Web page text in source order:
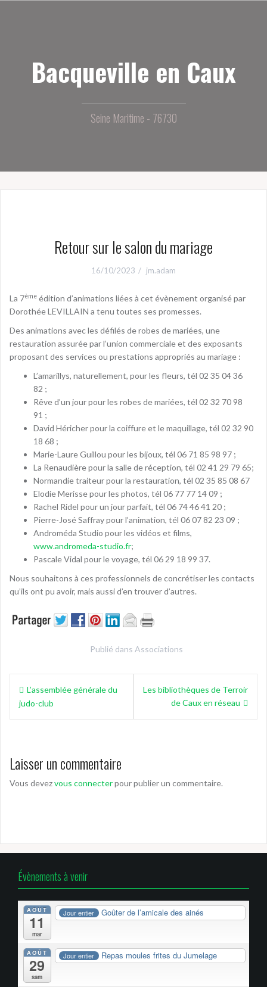
Bacqueville en Caux
Seine Maritime - 76730
Retour sur le salon du mariage
16/10/2023 jm.adam
La 7ème édition d’animations liées à cet évènement organisé par
Dorothée LEVILLAIN a tenu toutes ses promesses.
Des animations avec les défilés de robes de mariées, une
restauration assurée par l’union commerciale et des exposants
proposant des services ou prestations appropriés au mariage :
L’amarillys, naturellement, pour les fleurs, tél 02 35 04 36
82 ;
Rêve d’un jour pour les robes de mariées, tél 02 32 70 98
91 ;
David Héricher pour la coiffure et le maquillage, tél 02 32 90
18 68 ;
Marie-Laure Guillou pour les bijoux, tél 06 71 85 98 97 ;
La Renaudière pour la salle de réception, tél 02 41 29 79 65;
Normandie traiteur pour la restauration, tél 02 35 85 08 67
Elodie Merisse pour les photos, tél 06 77 77 14 09 ;
Rachel Ridel pour un jour parfait, tél 06 74 46 41 20 ;
Pierre-José Saffray pour l’animation, tél 06 07 82 23 09 ;
Androméda Studio pour les vidéos et films,
www.andromeda-studio.fr;
Pascale Vidal pour le voyage, tél 06 29 18 99 37.
Nous souhaitons à ces professionnels de concrétiser les contacts
qu’ils ont pu avoir, mais aussi d’en trouver d’autres.
Publié dans Associations
Navigation
de L’assemblée générale du
judo-club
Les bibliothèques de Terroir
de Caux en réseau
Laisser un commentaire
Vous devezvous connecterpour publier un commentaire.
Évènements à venir
AOÛT
11
mar
Jour entier Goûter de l’amicale des ainés
AOÛT
29
sam
Jour entier Repas moules frites du Jumelage